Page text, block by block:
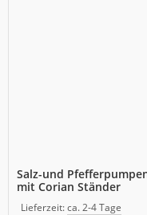
Salz-und
mit Corian Ständer
Lieferzeit:ca. 2-4 Tage